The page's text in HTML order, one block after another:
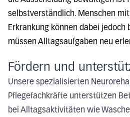
selbstverständlich. Menschen
Erkrankung können dabei
müssen Alltagsaufgaben neu
Fördern und
Unsere spezialisierten
Pflegefachkräfte unterstützen
bei Alltagsaktivitäten wie